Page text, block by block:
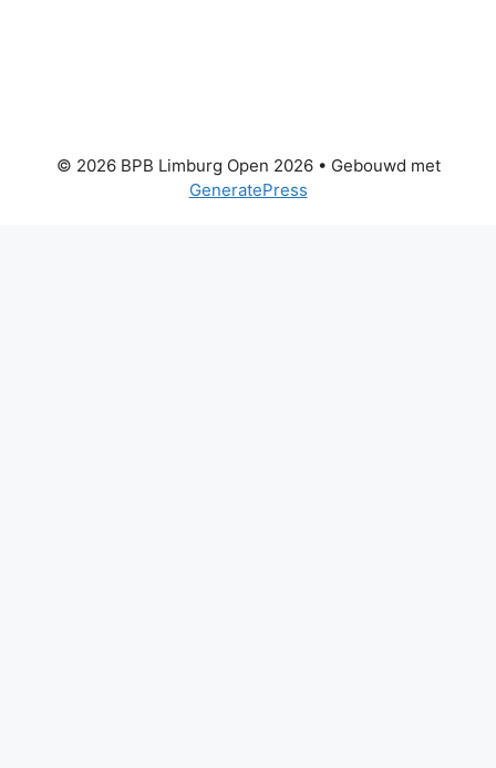
© 2026 BPB Limburg Open 2026• Gebouwd met
GeneratePress